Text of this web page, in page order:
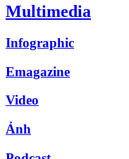
Multimedia
Infographic
Emagazine
Video
Ảnh